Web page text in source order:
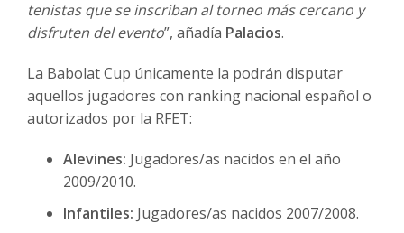
tenistas que se inscriban al torneo más cercano y
disfruten del evento”, añadía Palacios.
La Babolat Cup únicamente la podrán disputar
aquellos jugadores con ranking nacional español o
autorizados por la RFET:
Alevines: Jugadores/as nacidos en el año
2009/2010.
Infantiles: Jugadores/as nacidos 2007/2008.